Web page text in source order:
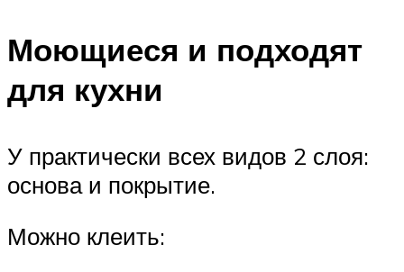
Моющиеся и подходят
для кухни
У практически всех видов 2 слоя:
основа и покрытие.
Можно клеить: